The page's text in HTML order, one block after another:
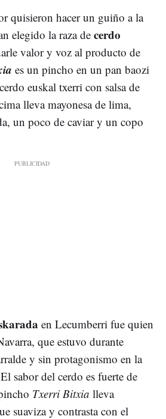
quisieron hacer un guiño a la
elegido la raza de cerdo
valor y voz al producto de
es un pincho en un pan baozi
euskal txerri con salsa de
lleva mayonesa de lima,
un poco de caviar y un copo
en Lecumberri fue quien
que estuvo durante
y sin protagonismo en la
sabor del cerdo es fuerte de
Txerri Bitxia lleva
suaviza y contrasta con el